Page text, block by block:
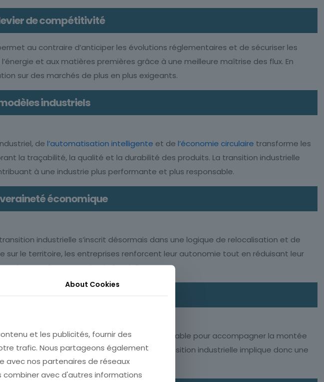
de compétitivité
au contraire d’anticiper les évolutions réglementaires et de sécuriser les
et aux matières premières grâce à une meilleure maîtrise des flux. En
sur des marchés de plus en plus exigeants.
industriels
del’automatisation intelligente et del’économie circulaire transforme les
la traçabilité, la qualité et la durabilité des produits. La transition industrielle
à une industrie plus performante et plus responsable.
économique
industrielle s’inscrit désormais dans une logique de relocalisation et de
sur le territoire, les entreprises renforcent leur autonomie tout en réduisant leur
et de reconquête industrielle.
transition industrielle
métiers et des compétences est indispensable pour accompagner la montée
en pilotage énergétique augmentent. La transition industrielle implique donc une
About Cookies
et les publicités, fournir des
trafic. Nous partageons également
avec nos partenaires de réseaux
combiner avec d'autres informations